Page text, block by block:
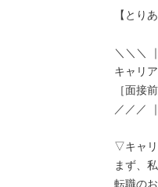
【とり
＼＼＼
キャリ
［面接
／／／
▽キャ
まず、
転職の